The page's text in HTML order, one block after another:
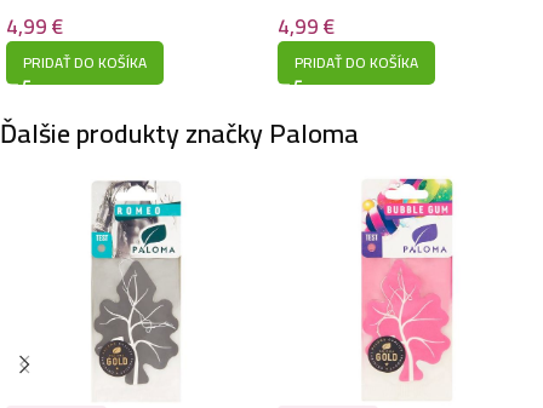
– Acqua Di Gio)
4,99€
PRIDAŤ DO KOŠÍKA
Dior Homme Sport)
4,99€
PRIDAŤ DO KOŠÍKA
Ďalšie produkty značky Paloma